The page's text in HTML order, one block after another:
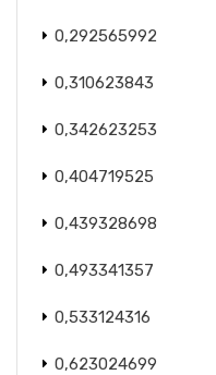
0,292565992
0,310623843
0,342623253
0,404719525
0,439328698
0,493341357
0,533124316
0,623024699